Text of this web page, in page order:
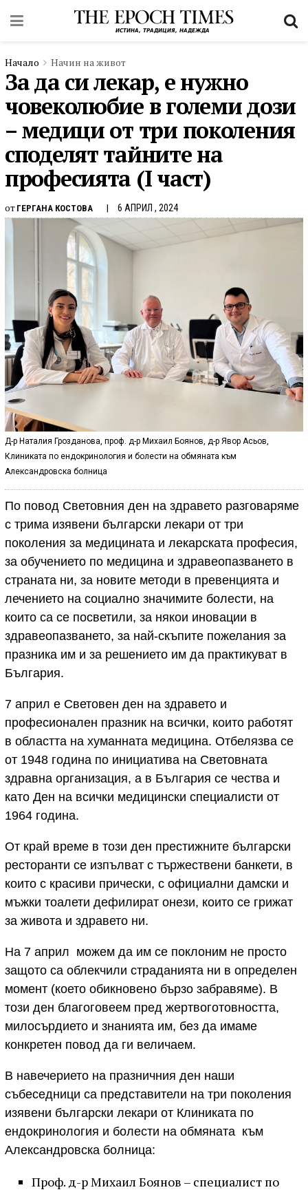
Начало Начин на живот
За да си лекар, е нужно
човеколюбие в големи дози
– медици от три поколения
споделят тайните на
професията (I част)
от ГЕРГАНА КОСТОВА 6 АПРИЛ , 2024
Д-р Наталия Грозданова, проф. д-р Михаил Боянов, д-р Явор Асьов,
Клиниката по ендокринология и болести на обмяната към
Александровска болница
По повод Световния ден на здравето разговаряме
с трима изявени български лекари от три
поколения за медицината и лекарската професия,
за обучението по медицина и здравеопазването в
страната ни, за новите методи в превенцията и
лечението на социално значимите болести, на
които са се посветили, за някои иновации в
здравеопазването, за най-скъпите пожелания за
празника им и за решението им да практикуват в
България.
7 април е Световен ден на здравето и
професионален празник на всички, които работят
в областта на хуманната медицина. Отбелязва се
от 1948 година по инициатива на Световната
здравна организация, а в България се чества и
като Ден на всички медицински специалисти от
1964 година.
От край време в този ден престижните български
ресторанти се изпълват с тържествени банкети, в
които с красиви прически, с официални дамски и
мъжки тоалети дефилират онези, които се грижат
за живота и здравето ни.
На 7 април можем да им се поклоним не просто
защото са облекчили страданията ни в определен
момент (което обикновено бързо забравяме). В
този ден благоговеем пред жертвоготовността,
милосърдието и знанията им, без да имаме
конкретен повод да ги величаем.
В навечерието на празничния ден наши
събеседници са представители на три поколения
изявени български лекари от Клиниката по
ендокринология и болести на обмяната към
Александровска болница:
Проф. д-р Михаил Боянов – специалист по